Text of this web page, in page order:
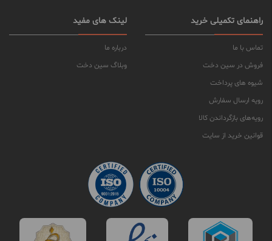
راهنمای تکمیلی خرید
تماس با ما
فروش در سین دخت
شیوه های پرداخت
رویه ارسال سفارش
رویه‌های بازگرداندن کالا
قوانین خرید از سایت
لینک های مفید
درباره ما
وبلاگ سین دخت